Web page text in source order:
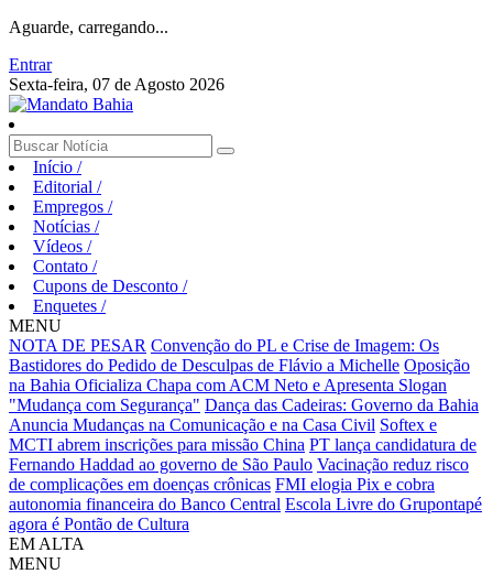
Aguarde, carregando...
Entrar
Sexta-feira, 07 de Agosto 2026
Início /
Editorial /
Empregos /
Notícias /
Vídeos /
Contato /
Cupons de Desconto /
Enquetes /
MENU
NOTA DE PESAR Convenção do PL e Crise de Imagem: Os
Bastidores do Pedido de Desculpas de Flávio a Michelle Oposição
na Bahia Oficializa Chapa com ACM Neto e Apresenta Slogan
"Mudança com Segurança" Dança das Cadeiras: Governo da Bahia
Anuncia Mudanças na Comunicação e na Casa Civil Softex e
MCTI abrem inscrições para missão China PT lança candidatura de
Fernando Haddad ao governo de São Paulo Vacinação reduz risco
de complicações em doenças crônicas FMI elogia Pix e cobra
autonomia financeira do Banco Central Escola Livre do Grupontapé
agora é Pontão de Cultura
EM ALTA
MENU